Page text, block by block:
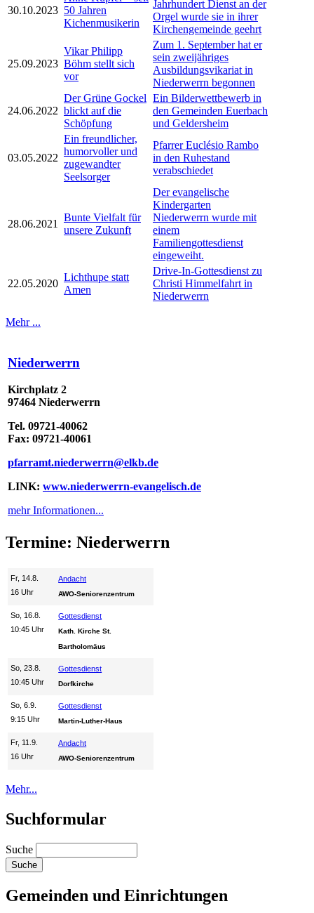
30.10.2023 50 Jahren
Kichenmusikerin
Jahrhundert Dienst an der
Orgel wurde sie in ihrer
Kirchengemeinde geehrt
25.09.2023
Vikar Philipp
Böhm stellt sich
vor
Zum 1. September hat er
sein zweijähriges
Ausbildungsvikariat in
Niederwerrn begonnen
24.06.2022
Der Grüne Gockel
blickt auf die
Schöpfung
Ein Bilderwettbewerb in
den Gemeinden Euerbach
und Geldersheim
03.05.2022
Ein freundlicher,
humorvoller und
zugewandter
Seelsorger
Pfarrer Euclésio Rambo
in den Ruhestand
verabschiedet
28.06.2021
Bunte Vielfalt für
unsere Zukunft
Der evangelische
Kindergarten
Niederwerrn wurde mit
einem
Familiengottesdienst
eingeweiht.
22.05.2020
Lichthupe statt
Amen
Drive-In-Gottesdienst zu
Christi Himmelfahrt in
Niederwerrn
Mehr ...
Niederwerrn
Kirchplatz 2
97464 Niederwerrn
Tel. 09721-40062
Fax: 09721-40061
pfarramt.niederwerrn@elkb.de
LINK: www.niederwerrn-evangelisch.de
mehr Informationen...
Termine: Niederwerrn
Fr, 14.8.
16 Uhr
Andacht
AWO-Seniorenzentrum
So, 16.8.
10:45 Uhr
Gottesdienst
Kath. Kirche St.
Bartholomäus
So, 23.8.
10:45 Uhr
Gottesdienst
Dorfkirche
So, 6.9.
9:15 Uhr
Gottesdienst
Martin-Luther-Haus
Fr, 11.9.
16 Uhr
Andacht
AWO-Seniorenzentrum
Mehr...
Suchformular
Suche
Gemeinden und Einrichtungen